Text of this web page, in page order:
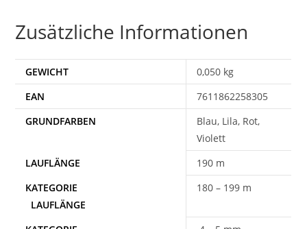
Zusätzliche Informationen
GEWICHT
0,050 kg
EAN
7611862258305
Blau, Lila, Rot,
Violett
190 m
180 – 199 m